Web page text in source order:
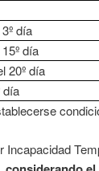
día
día
20º día
día